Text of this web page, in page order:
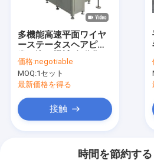
多機能高速平面ワイヤ
ーステータスヘアピン
価格:negotiable
MOQ:1セット
最新価格を得る
接触
時間を節約する